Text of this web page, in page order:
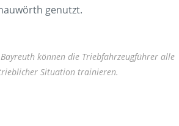
genutzt.
können die Triebfahrzeugführer alle
Situation trainieren.